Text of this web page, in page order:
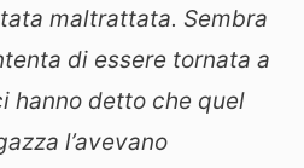
maltrattata. Sembra
di essere tornata a
hanno detto che quel
l’avevano